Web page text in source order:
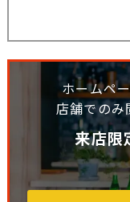
ホームペ
店舗での
来店限